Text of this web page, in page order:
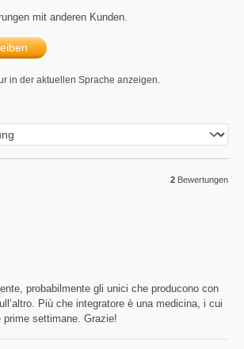
mit anderen Kunden.
in der aktuellen Sprache anzeigen.
2 Bewertungen
Sternen
probabilmente gli unici che producono con
Più che integratore è una medicina, i cui
settimane. Grazie!